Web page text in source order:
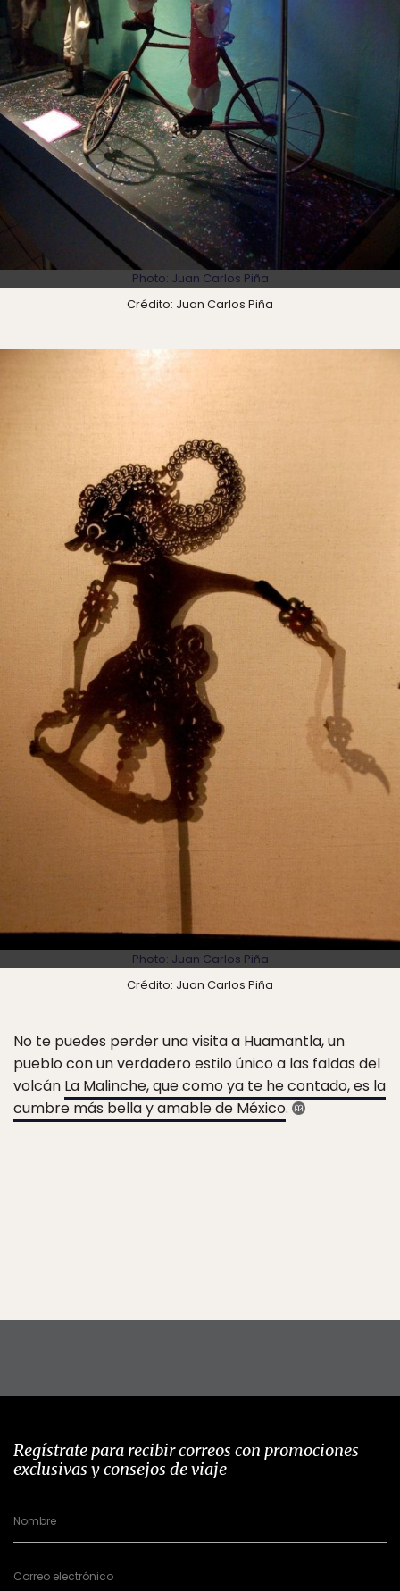
Photo: Juan Carlos Piña
Crédito: Juan Carlos Piña
Photo: Juan Carlos Piña
Crédito: Juan Carlos Piña
No te puedes perder una visita a Huamantla, un
pueblo con un verdadero estilo único a las faldas del
volcán La Malinche, que como ya te he contado, es la
cumbre más bella y amable de México.
Regístrate para recibir correos con promociones
exclusivas y consejos de viaje